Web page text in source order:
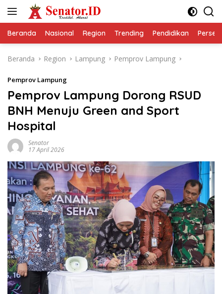
Beranda Nasional Region Trending Pendidikan
Beranda Region Lampung Pemprov Lampung
Pemprov Lampung
Pemprov Lampung Dorong RSUD
BNH Menuju Green and Sport
Hospital
Senator
17 April 2026